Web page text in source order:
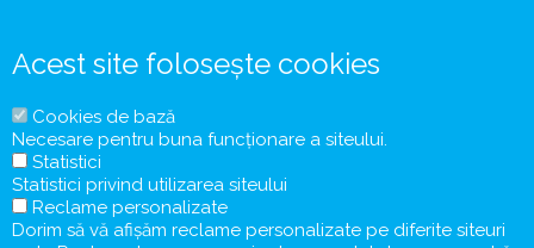
Contract de Comercializare a Pachetelor de Servicii
Tichete / Vouchere de Vacanță
Coronavirus COVID-19
Protecția Consumatorului
Acest site folosește cookies
Cookies de bază
Necesare pentru buna funcționare a siteului.
Statistici
Statistici privind utilizarea siteului
Reclame personalizate
Dorim să vă afișăm reclame personalizate pe diferite siteuri